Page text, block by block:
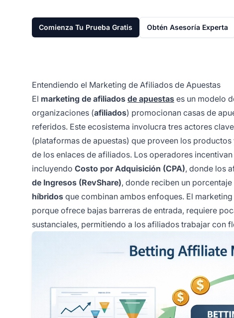
Comienza Tu Prueba Gratis Obtén Asesoría Experta
Entendiendo el Marketing de Afiliados de Apuestas
El marketing de afiliados de apuestas es un modelo
organizaciones (afiliados) promocionan casas de
referidos. Este ecosistema involucra tres actores
(plataformas de apuestas) que proveen los
de los enlaces de afiliados. Los operadores
incluyendo Costo por Adquisición (CPA), donde los
de Ingresos (RevShare), donde reciben un
híbridos que combinan ambos enfoques. El
porque ofrece bajas barreras de entrada, requiere
sustanciales, permitiendo a los afiliados trabajar con